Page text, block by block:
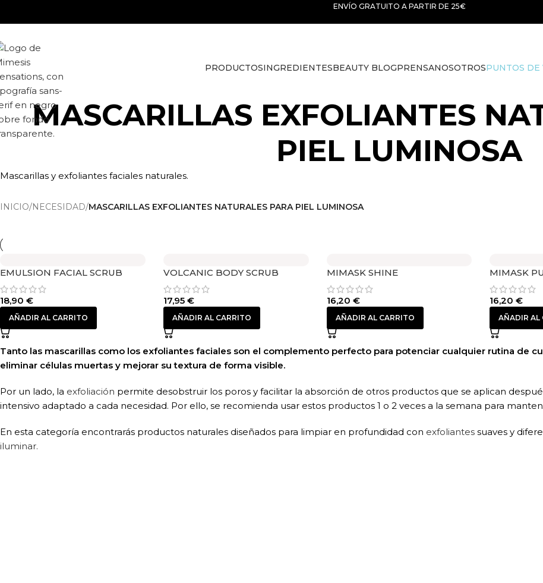
ENVÍO GRATUITO A PARTIR DE 25€
PRODUCTOSINGREDIENTESBEAUTY BLOGPRENSANOSOTROSPUNTOS DE
MASCARILLAS EXFOLIANTES
PIEL LUMINOSA
Mascarillas y exfoliantes faciales naturales.
INICIO/NECESIDAD/MASCARILLAS EXFOLIANTES NATURALES PARA PIEL LUMINOSA
EMULSION FACIAL SCRUB
18,90 €
AÑADIR AL CARRITO
VOLCANIC BODY SCRUB
17,95 €
AÑADIR AL CARRITO
MIMASK SHINE
16,20 €
AÑADIR AL CARRITO
MIMASK
16,20€
AÑADIR AL
Tanto las mascarillas como los exfoliantes faciales son el complemento perfecto para potenciar cualquier rutina de
eliminar células muertas y mejorar su textura de forma visible.
Por un lado, la exfoliación permite desobstruir los poros y facilitar la absorción de otros productos que se aplican
intensivo adaptado a cada necesidad. Por ello, se recomienda usar estos productos 1 o 2 veces a la semana para
En esta categoría encontrarás productos naturales diseñados para limpiar en profundidad con exfoliantes suaves y
iluminar.